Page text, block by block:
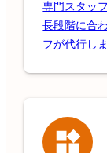
専門スタッ
長段階に合
フが代行しま